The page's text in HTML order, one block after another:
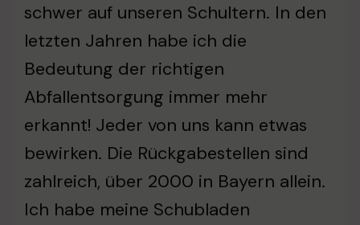
schwer auf unseren Schultern. In den
letzten Jahren habe ich die
Bedeutung der richtigen
Abfallentsorgung immer mehr
erkannt! Jeder von uns kann etwas
bewirken. Die Rückgabestellen sind
zahlreich, über 2000 in Bayern allein.
Ich habe meine Schubladen